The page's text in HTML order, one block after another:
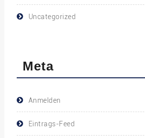
Uncategorized
Meta
Anmelden
Eintrags-Feed